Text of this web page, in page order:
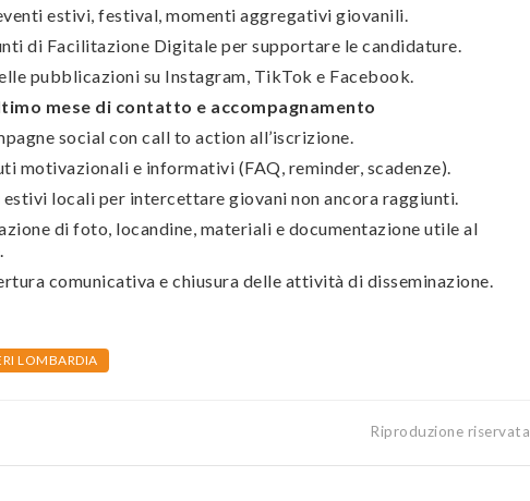
estivi, festival, momenti aggregativi giovanili.
di Facilitazione Digitale per supportare le candidature.
pubblicazioni su Instagram, TikTok e Facebook.
mese di contatto e accompagnamento
social con call to action all’iscrizione.
motivazionali e informativi (FAQ, reminder, scadenze).
estivi locali per intercettare giovani non ancora raggiunti.
di foto, locandine, materiali e documentazione utile al
comunicativa e chiusura delle attività di disseminazione.
LOMBARDIA
Riproduzione